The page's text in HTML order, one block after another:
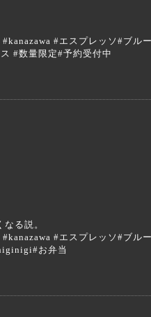
#エスプレッソ#ブル
#数量限定#予約受付中
る説。
#エスプレッソ#ブル
お弁当